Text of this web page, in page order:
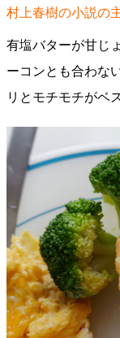
村上春樹の小説の
有塩バターが甘じ
ーコンとも合わな
リとモチモチがベ